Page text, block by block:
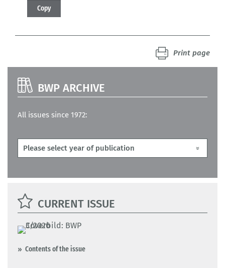
Copy
Print page
BWP ARCHIVE
All issues since 1972:
CURRENT ISSUE
Contents of the issue